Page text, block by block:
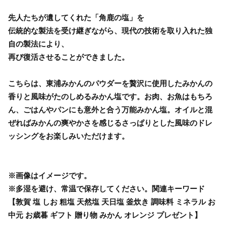
先人たちが遺してくれた「角鹿の塩」を
伝統的な製法を受け継ぎながら、現代の技術を取り入れた独
自の製法により、
再び復活させることができました。
こちらは、東浦みかんのパウダーを贅沢に使用したみかんの
香りと風味がたのしめるみかん塩です。お肉、お魚はもちろ
ん、ごはんやパンにも意外と合う万能みかん塩。オイルと混
ぜればみかんの爽やかさを感じるさっぱりとした風味のドレ
ッシングをお楽しみいただけます。
※画像はイメージです。
※多湿を避け、常温で保存してください。関連キーワード
【敦賀 塩 しお 粗塩 天然塩 天日塩 釜炊き 調味料 ミネラル お
中元 お歳暮 ギフト 贈り物 みかん オレンジ プレゼント】